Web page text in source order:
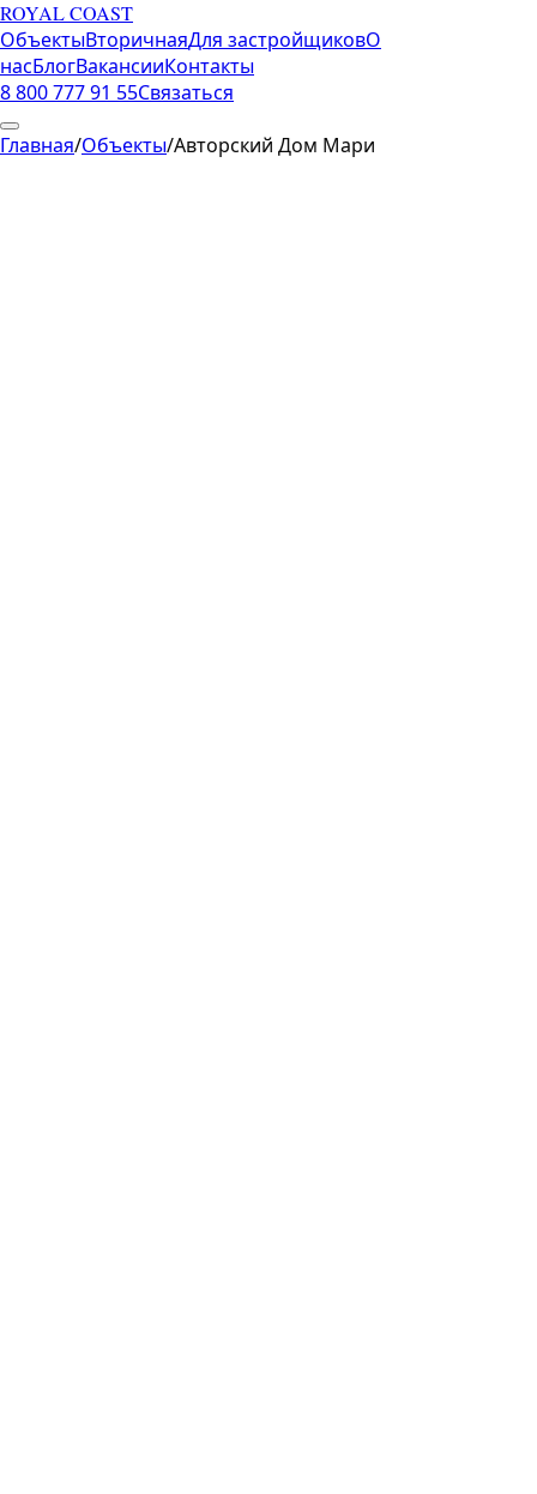
ROYAL COAST
ОбъектыВторичнаяДля застройщиковО
насБлогВакансииКонтакты
8 800 777 91 55Связаться
Главная/Объекты/Авторский Дом Мари